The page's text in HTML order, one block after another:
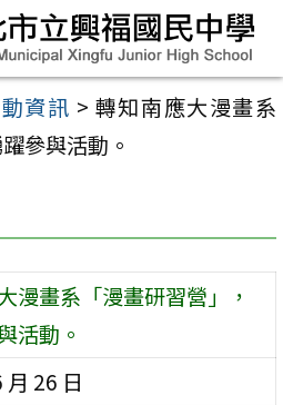
資訊 > 轉知南應大漫畫系
參與活動。
漫畫系「漫畫研習營」，
活動。
26 日